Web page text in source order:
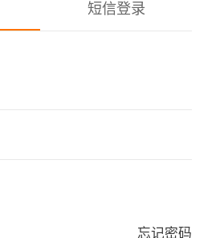
短信登录
忘记密码